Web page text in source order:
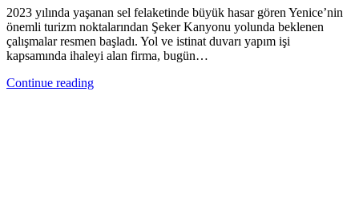
2023 yılında yaşanan sel felaketinde büyük hasar gören Yenice’nin
önemli turizm noktalarından Şeker Kanyonu yolunda beklenen
çalışmalar resmen başladı. Yol ve istinat duvarı yapım işi
kapsamında ihaleyi alan firma, bugün…
Continue reading